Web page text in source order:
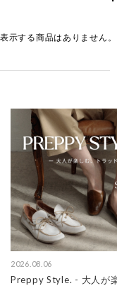
表示する商品はありません。
2026.08.06
Preppy Style. - 大人が楽